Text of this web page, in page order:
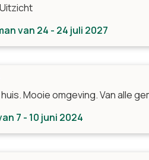
van 24 - 24 juli 2027
Mooie omgeving. Van alle
7 - 10 juni 2024